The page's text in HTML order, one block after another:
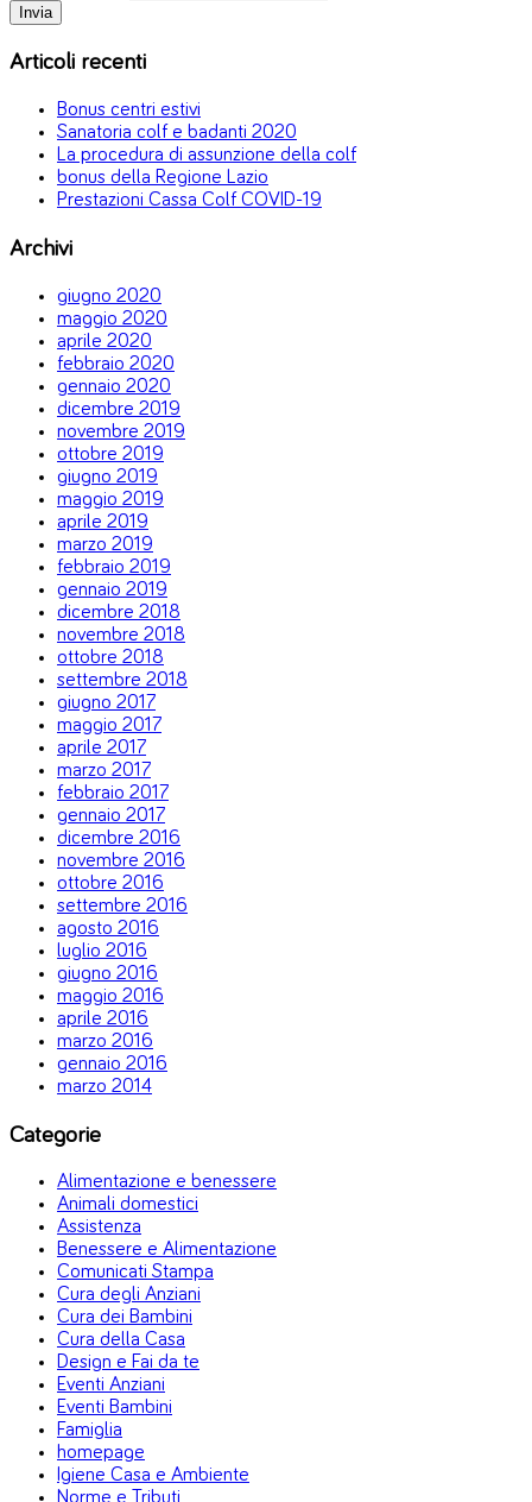
Articoli recenti
Bonus centri estivi
Sanatoria colf e badanti 2020
La procedura di assunzione della colf
bonus della Regione Lazio
Prestazioni Cassa Colf COVID-19
Archivi
giugno 2020
maggio 2020
aprile 2020
febbraio 2020
gennaio 2020
dicembre 2019
novembre 2019
ottobre 2019
giugno 2019
maggio 2019
aprile 2019
marzo 2019
febbraio 2019
gennaio 2019
dicembre 2018
novembre 2018
ottobre 2018
settembre 2018
giugno 2017
maggio 2017
aprile 2017
marzo 2017
febbraio 2017
gennaio 2017
dicembre 2016
novembre 2016
ottobre 2016
settembre 2016
agosto 2016
luglio 2016
giugno 2016
maggio 2016
aprile 2016
marzo 2016
gennaio 2016
marzo 2014
Categorie
Alimentazione e benessere
Animali domestici
Assistenza
Benessere e Alimentazione
Comunicati Stampa
Cura degli Anziani
Cura dei Bambini
Cura della Casa
Design e Fai da te
Eventi Anziani
Eventi Bambini
Famiglia
homepage
Igiene Casa e Ambiente